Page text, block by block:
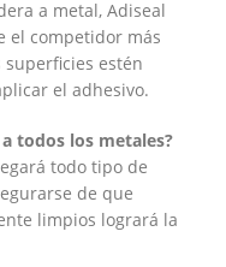
a metal, Adiseal
el competidor más
superficies estén
el adhesivo.
todos los metales?
todo tipo de
de que
limpios logrará la